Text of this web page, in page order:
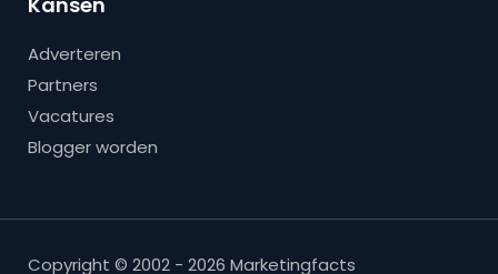
Adverteren
Partners
Vacatures
Blogger worden
Copyright © 2002 - 2026 Marketingfacts